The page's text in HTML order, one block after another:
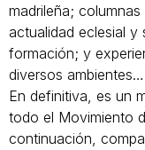
madrileña;
actualidad eclesial
formación; y
diversos ambientes…
En definitiva, es un
todo el Movimiento
continuación,